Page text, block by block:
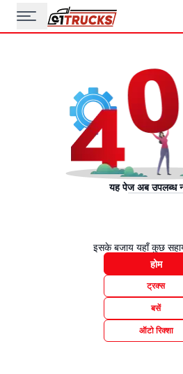
यह पेज अब उपलब्ध
इसके बजाय यहाँ कुछ
होम
ट्रक्स
बसें
ऑटो रिक्शा